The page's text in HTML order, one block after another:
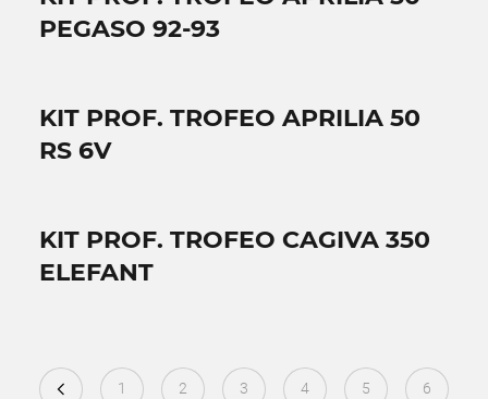
PEGASO 92-93
KIT PROF. TROFEO APRILIA 50
RS 6V
KIT PROF. TROFEO CAGIVA 350
ELEFANT
1 2 3 4 5 6